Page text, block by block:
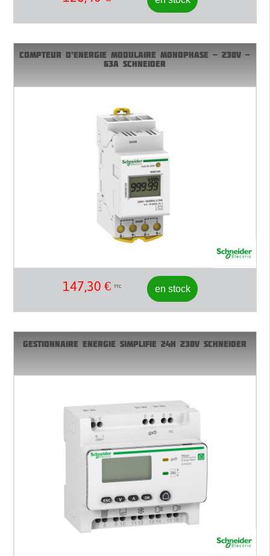
COMPTEUR D'ENERGIE MODULAIRE MONOPHASE - 230V -
63A SCHNEIDER
147,30 € TTC en stock
GESTIONNAIRE ENERGIE SIMPLIFIE 24H 230V SCHNEIDER